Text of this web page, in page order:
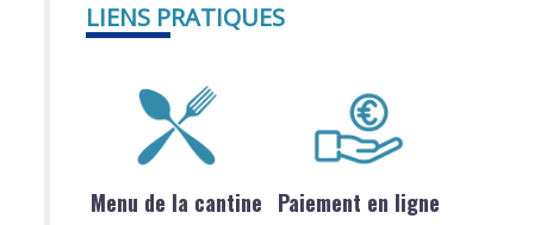
LIENS PRATIQUES
Menu de la cantine Paiement en ligne